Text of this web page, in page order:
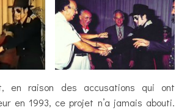
en raison des accusations qui ont
en 1993, ce projet n’a jamais abouti.